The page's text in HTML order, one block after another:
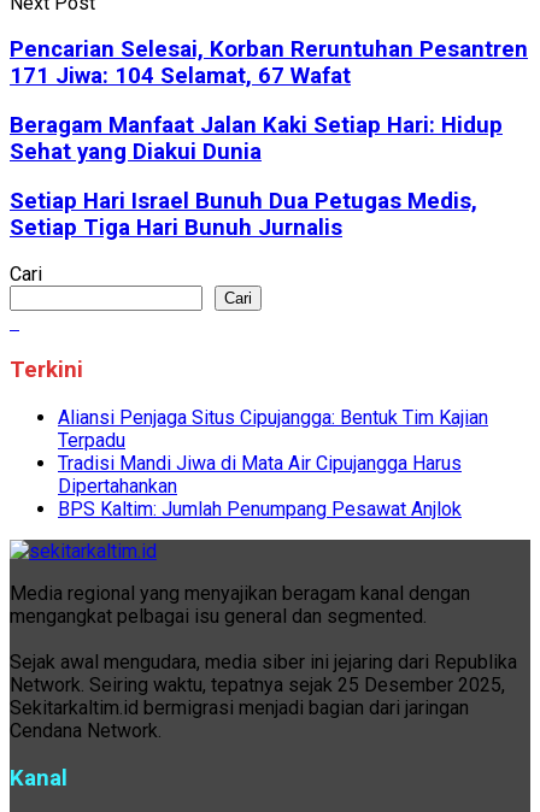
Pencarian Selesai, Korban Reruntuhan Pesantren
171 Jiwa: 104 Selamat, 67 Wafat
Beragam Manfaat Jalan Kaki Setiap Hari: Hidup
Sehat yang Diakui Dunia
Setiap Hari Israel Bunuh Dua Petugas Medis,
Setiap Tiga Hari Bunuh Jurnalis
Cari
Cari
Terkini
Aliansi Penjaga Situs Cipujangga: Bentuk Tim Kajian
Terpadu
Tradisi Mandi Jiwa di Mata Air Cipujangga Harus
Dipertahankan
BPS Kaltim: Jumlah Penumpang Pesawat Anjlok
Media regional yang menyajikan beragam kanal dengan
mengangkat pelbagai isu general dan segmented.
Sejak awal mengudara, media siber ini jejaring dari Republika
Network. Seiring waktu, tepatnya sejak 25 Desember 2025,
Sekitarkaltim.id bermigrasi menjadi bagian dari jaringan
Cendana Network.
Kanal